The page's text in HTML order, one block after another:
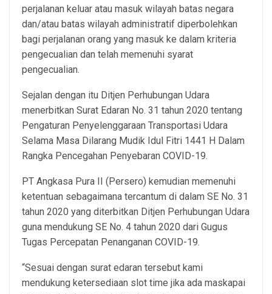
perjalanan keluar atau masuk wilayah batas negara
dan/atau batas wilayah administratif diperbolehkan
bagi perjalanan orang yang masuk ke dalam kriteria
pengecualian dan telah memenuhi syarat
pengecualian.
Sejalan dengan itu Ditjen Perhubungan Udara
menerbitkan Surat Edaran No. 31 tahun 2020 tentang
Pengaturan Penyelenggaraan Transportasi Udara
Selama Masa Dilarang Mudik Idul Fitri 1441 H Dalam
Rangka Pencegahan Penyebaran COVID-19.
PT Angkasa Pura II (Persero) kemudian memenuhi
ketentuan sebagaimana tercantum di dalam SE No. 31
tahun 2020 yang diterbitkan Ditjen Perhubungan Udara
guna mendukung SE No. 4 tahun 2020 dari Gugus
Tugas Percepatan Penanganan COVID-19.
“Sesuai dengan surat edaran tersebut kami
mendukung ketersediaan slot time jika ada maskapai